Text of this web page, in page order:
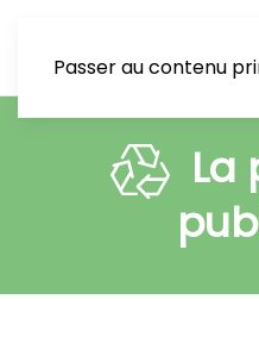
Passer au contenu
La